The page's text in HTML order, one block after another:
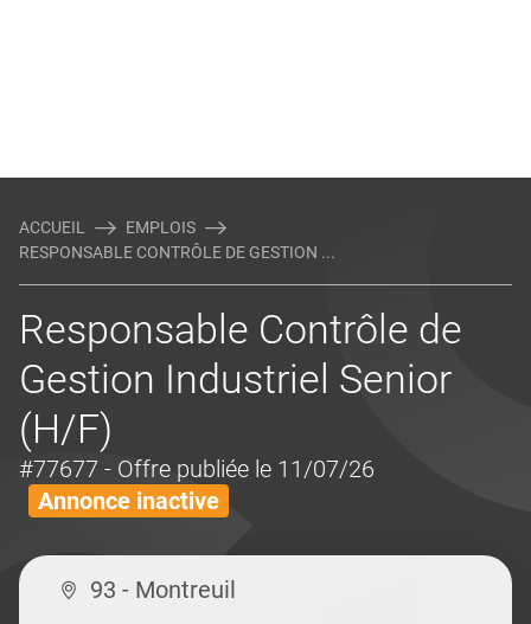
ACCUEIL
EMPLOIS
RESPONSABLE CONTRÔLE DE GESTION ...
Responsable Contrôle de
Gestion Industriel Senior
(H/F)
#77677 - Offre publiée le 11/07/26
Annonce inactive
93 - Montreuil